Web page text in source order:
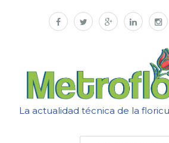
La actualidad técnica de la